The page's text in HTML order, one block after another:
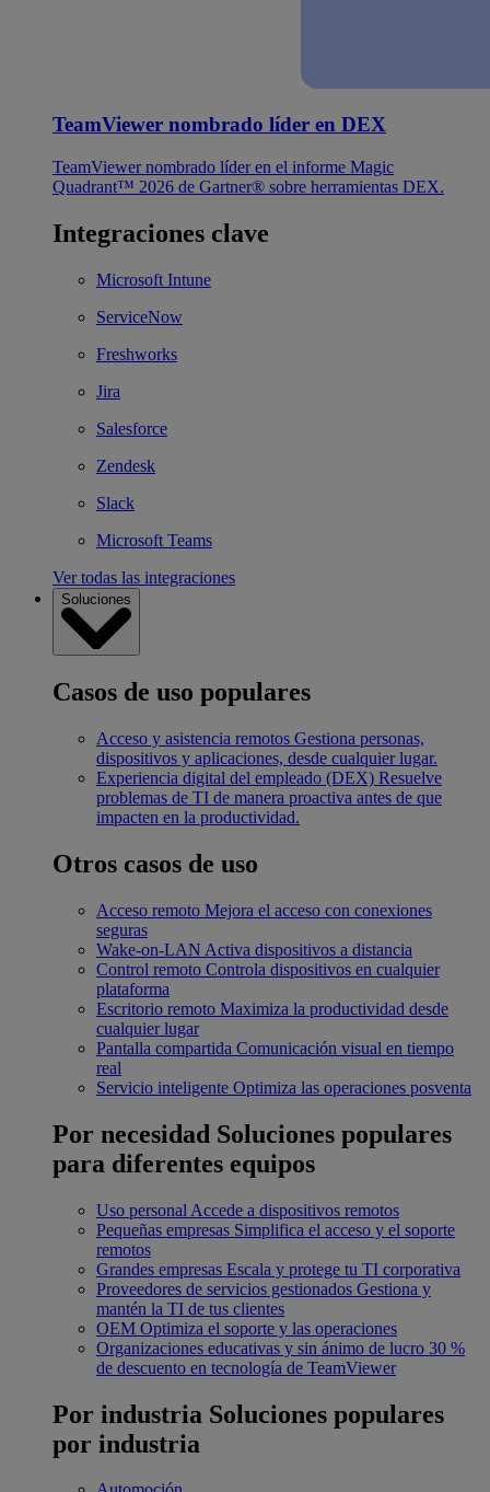
TeamViewer nombrado líder en DEX
TeamViewer nombrado líder en el informe Magic
Quadrant™ 2026 de Gartner® sobre herramientas DEX.
Integraciones clave
Microsoft Intune
ServiceNow
Freshworks
Jira
Salesforce
Zendesk
Slack
Microsoft Teams
Ver todas las integraciones
Soluciones
Casos de uso populares
Acceso y asistencia remotos Gestiona personas,
dispositivos y aplicaciones, desde cualquier lugar.
Experiencia digital del empleado (DEX) Resuelve
problemas de TI de manera proactiva antes de que
impacten en la productividad.
Otros casos de uso
Acceso remoto Mejora el acceso con conexiones
seguras
Wake-on-LAN Activa dispositivos a distancia
Control remoto Controla dispositivos en cualquier
plataforma
Escritorio remoto Maximiza la productividad desde
cualquier lugar
Pantalla compartida Comunicación visual en tiempo
real
Servicio inteligente Optimiza las operaciones posventa
Por necesidad Soluciones populares
para diferentes equipos
Uso personal Accede a dispositivos remotos
Pequeñas empresas Simplifica el acceso y el soporte
remotos
Grandes empresas Escala y protege tu TI corporativa
Proveedores de servicios gestionados Gestiona y
mantén la TI de tus clientes
OEM Optimiza el soporte y las operaciones
Organizaciones educativas y sin ánimo de lucro 30 %
de descuento en tecnología de TeamViewer
Por industria Soluciones populares
por industria